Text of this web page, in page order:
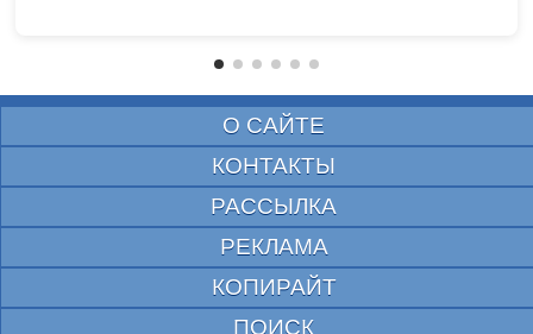
О САЙТЕ
КОНТАКТЫ
РАССЫЛКА
РЕКЛАМА
КОПИРАЙТ
ПОИСК